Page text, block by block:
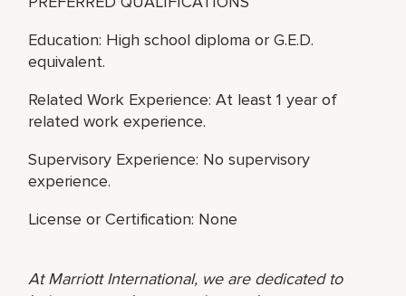
Education: High school diploma or G.E.D.
equivalent.
Related Work Experience: At least 1 year of
related work experience.
Supervisory Experience: No supervisory
experience.
License or Certification: None
At Marriott International, we are dedicated to